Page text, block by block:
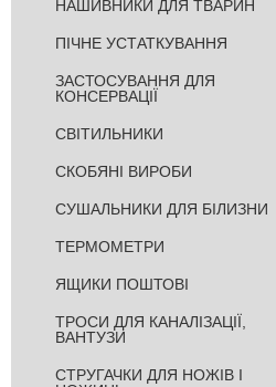
НАШИВНИКИ ДЛЯ ТВАРИН
ПІЧНЕ УСТАТКУВАННЯ
ЗАСТОСУВАННЯ ДЛЯ
КОНСЕРВАЦІЇ
СВІТИЛЬНИКИ
СКОБЯНІ ВИРОБИ
СУШАЛЬНИКИ ДЛЯ БІЛИЗНИ
ТЕРМОМЕТРИ
ЯЩИКИ ПОШТОВІ
ТРОСИ ДЛЯ КАНАЛІЗАЦІЇ,
ВАНТУЗИ
СТРУГАЧКИ ДЛЯ НОЖІВ І